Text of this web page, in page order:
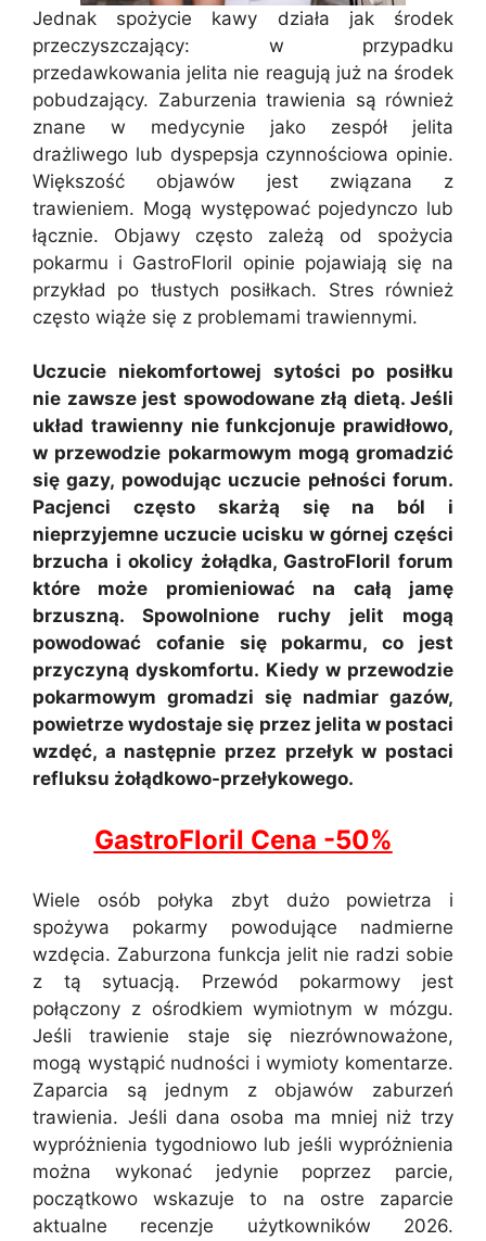
Jednak spożycie kawy działa jak środek
przeczyszczający: w przypadku
przedawkowania jelita nie reagują już na środek
pobudzający. Zaburzenia trawienia są również
znane w medycynie jako zespół jelita
drażliwego lub dyspepsja czynnościowa opinie.
Większość objawów jest związana z
trawieniem. Mogą występować pojedynczo lub
łącznie. Objawy często zależą od spożycia
pokarmu i GastroFloril opinie pojawiają się na
przykład po tłustych posiłkach. Stres również
często wiąże się z problemami trawiennymi.
Uczucie niekomfortowej sytości po posiłku
nie zawsze jest spowodowane złą dietą. Jeśli
układ trawienny nie funkcjonuje prawidłowo,
w przewodzie pokarmowym mogą gromadzić
się gazy, powodując uczucie pełności forum.
Pacjenci często skarżą się na ból i
nieprzyjemne uczucie ucisku w górnej części
brzucha i okolicy żołądka, GastroFloril forum
które może promieniować na całą jamę
brzuszną. Spowolnione ruchy jelit mogą
powodować cofanie się pokarmu, co jest
przyczyną dyskomfortu. Kiedy w przewodzie
pokarmowym gromadzi się nadmiar gazów,
powietrze wydostaje się przez jelita w postaci
wzdęć, a następnie przez przełyk w postaci
refluksu żołądkowo-przełykowego.
GastroFloril Cena -50%
Wiele osób połyka zbyt dużo powietrza i
spożywa pokarmy powodujące nadmierne
wzdęcia. Zaburzona funkcja jelit nie radzi sobie
z tą sytuacją. Przewód pokarmowy jest
połączony z ośrodkiem wymiotnym w mózgu.
Jeśli trawienie staje się niezrównoważone,
mogą wystąpić nudności i wymioty komentarze.
Zaparcia są jednym z objawów zaburzeń
trawienia. Jeśli dana osoba ma mniej niż trzy
wypróżnienia tygodniowo lub jeśli wypróżnienia
można wykonać jedynie poprzez parcie,
początkowo wskazuje to na ostre zaparcie
aktualne recenzje użytkowników 2026.